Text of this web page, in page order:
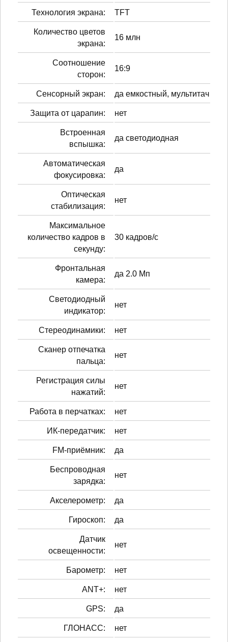
Технология экрана: TFT
Количество цветов
экрана:
16 млн
Соотношение
сторон:
16:9
Сенсорный экран: да емкостный, мультитач
Защита от царапин: нет
Встроенная
вспышка:
да светодиодная
Автоматическая
фокусировка:
да
Оптическая
стабилизация:
нет
Максимальное
количество кадров в
секунду:
30 кадров/с
Фронтальная
камера:
да 2.0 Мп
Светодиодный
индикатор:
нет
Стереодинамики: нет
Сканер отпечатка
пальца:
нет
Регистрация силы
нажатий:
нет
Работа в перчатках: нет
ИК-передатчик: нет
FM-приёмник: да
Беспроводная
зарядка:
нет
Акселерометр: да
Гироскоп: да
Датчик
освещенности:
нет
Барометр: нет
ANT+: нет
GPS: да
ГЛОНАСС: нет